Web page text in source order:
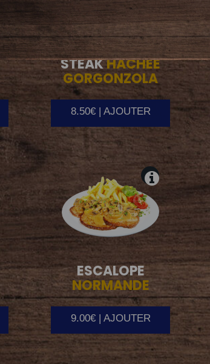
STEAKHACHEE
GORGONZOLA
8.50€ | AJOUTER
ESCALOPE
NORMANDE
9.00€ | AJOUTER